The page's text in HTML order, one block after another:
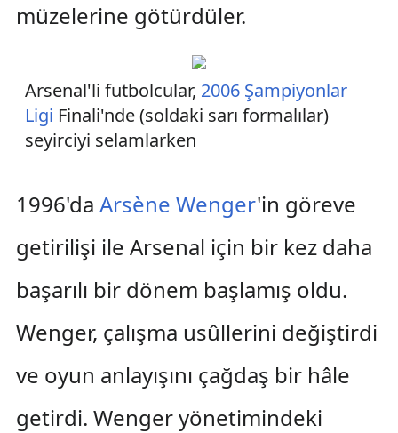
müzelerine götürdüler.
Arsenal'li futbolcular, 2006 Şampiyonlar
Ligi Finali'nde (soldaki sarı formalılar)
seyirciyi selamlarken
1996'da Arsène Wenger'in göreve
getirilişi ile Arsenal için bir kez daha
başarılı bir dönem başlamış oldu.
Wenger, çalışma usûllerini değiştirdi
ve oyun anlayışını çağdaş bir hâle
getirdi. Wenger yönetimindeki